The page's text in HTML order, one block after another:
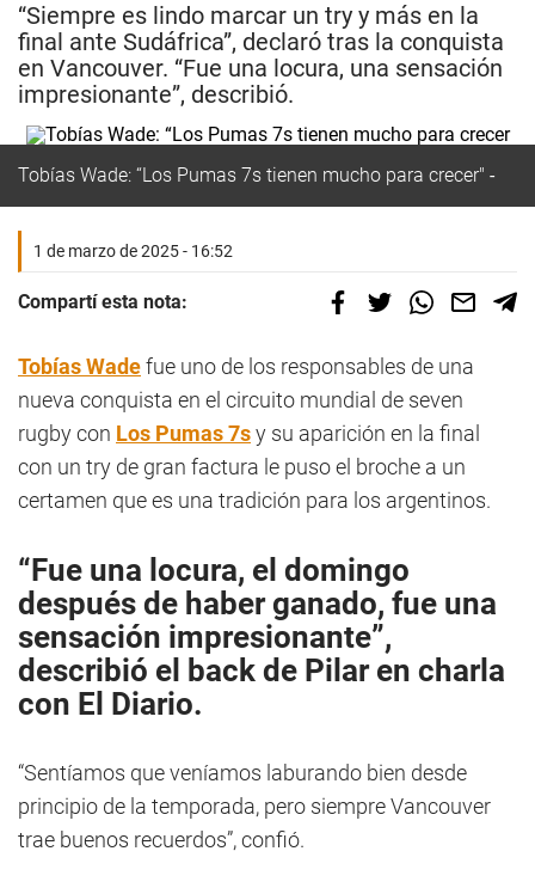
“Siempre es lindo marcar un try y más en la
final ante Sudáfrica”, declaró tras la conquista
en Vancouver. “Fue una locura, una sensación
impresionante”, describió.
Tobías Wade: “Los Pumas 7s tienen mucho para crecer"
1 de marzo de 2025 - 16:52
Compartí esta nota:
Tobías Wadefue uno de los responsables de una
nueva conquista en el circuito mundial de seven
rugby con Los Pumas 7sy su aparición en la final
con un try de gran factura le puso el broche a un
certamen que es una tradición para los argentinos.
“Fue una locura, el domingo
después de haber ganado, fue una
sensación impresionante”,
describió el back de Pilaren charla
con El Diario.
“Sentíamos que veníamos laburando bien desde
principio de la temporada, pero siempre Vancouver
trae buenos recuerdos”, confió.